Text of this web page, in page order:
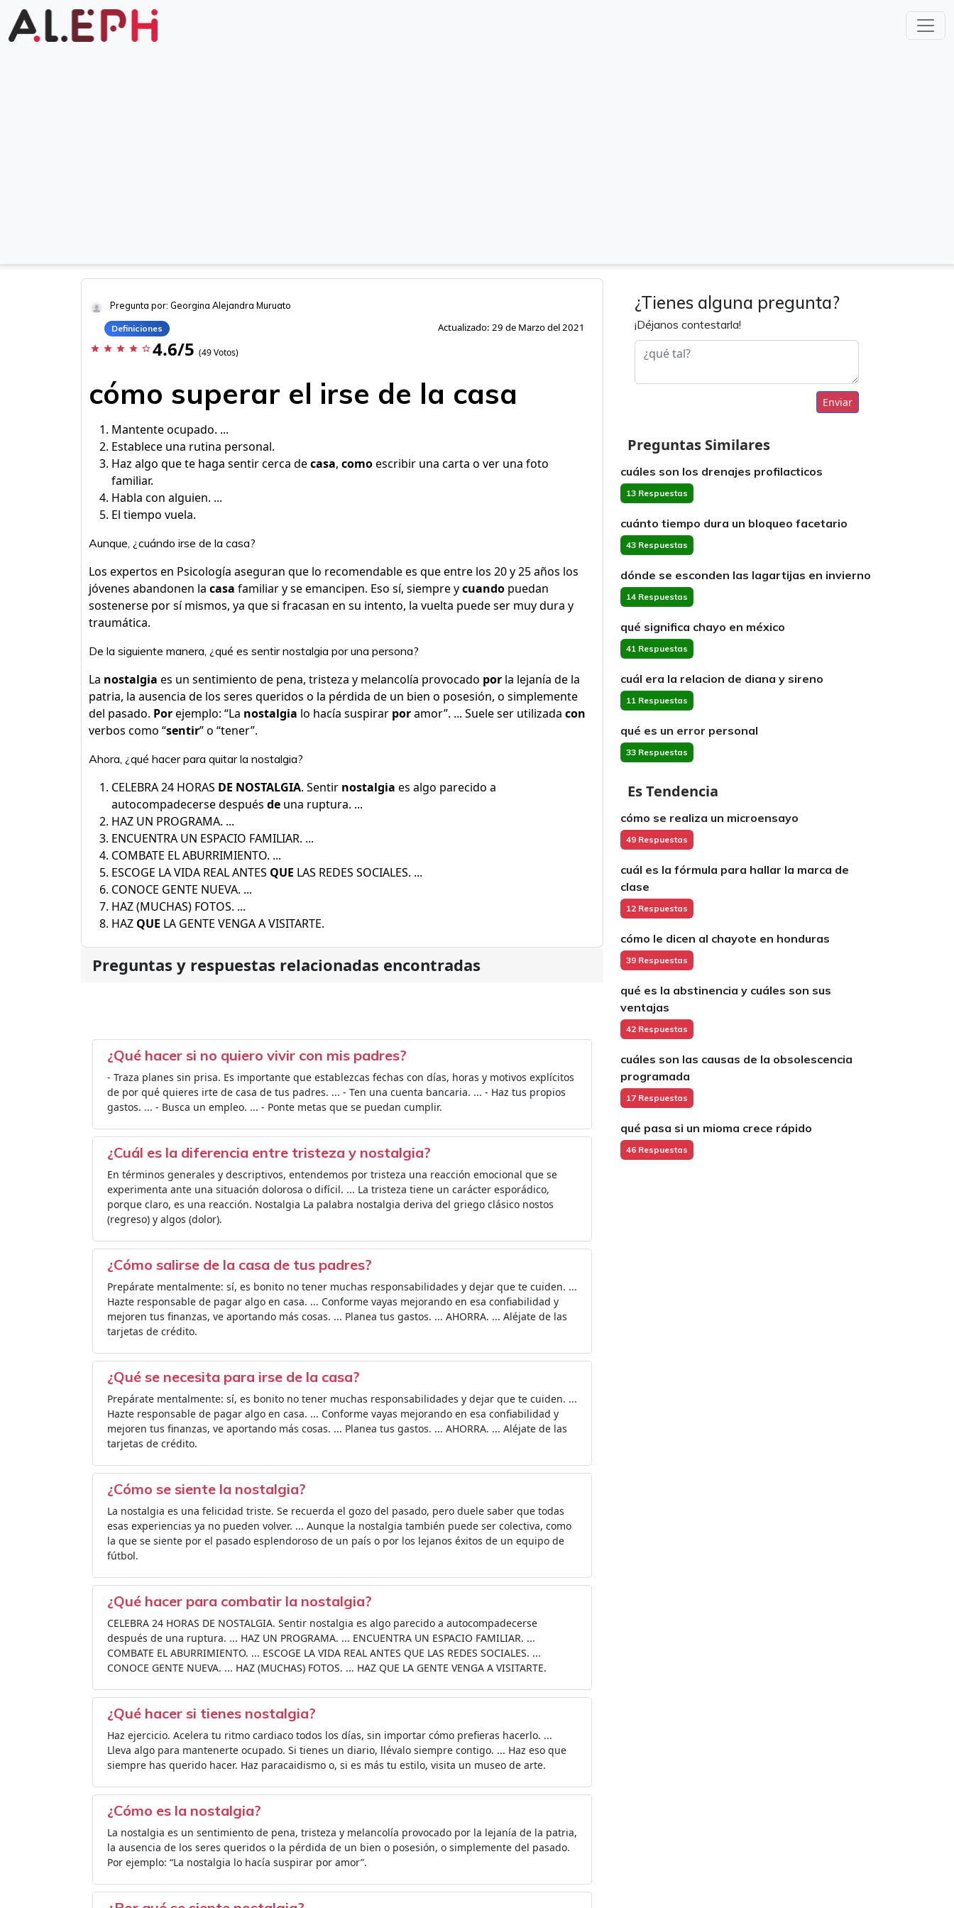
Pregunta por: Georgina Alejandra Muruato
Definiciones Actualizado: 29 de Marzo del 2021
star star star star star_border 4.6/5 (49 Votos)
cómo superar el irse de la casa
Mantente ocupado. ...
Establece una rutina personal.
Haz algo que te haga sentir cerca decasa, comoescribir una carta o ver una foto
familiar.
Habla con alguien. ...
El tiempo vuela.
Aunque, ¿cuándo irse de la casa?
Los expertos en Psicología aseguran que lo recomendable es que entre los 20 y 25 años los
jóvenes abandonen la casa familiar y se emancipen. Eso sí, siempre ycuando puedan
sostenerse por sí mismos, ya que si fracasan en su intento, la vuelta puede ser muy dura y
traumática.
De la siguiente manera, ¿qué es sentir nostalgia por una persona?
La nostalgia es un sentimiento de pena, tristeza y melancolía provocado por la lejanía de la
patria, la ausencia de los seres queridos o la pérdida de un bien o posesión, o simplemente
del pasado. Porejemplo: “La nostalgia lo hacía suspirar poramor”. ... Suele ser utilizada con
verbos como “sentir” o “tener”.
Ahora, ¿qué hacer para quitar la nostalgia?
CELEBRA 24 HORAS DE NOSTALGIA. Sentir nostalgia es algo parecido a
autocompadecerse después de una ruptura. ...
HAZ UN PROGRAMA. ...
ENCUENTRA UN ESPACIO FAMILIAR. ...
COMBATE EL ABURRIMIENTO. ...
ESCOGE LA VIDA REAL ANTES QUE LAS REDES SOCIALES. ...
CONOCE GENTE NUEVA. ...
HAZ (MUCHAS) FOTOS. ...
HAZ QUE LA GENTE VENGA A VISITARTE.
Preguntas y respuestas relacionadas encontradas
¿Qué hacer si no quiero vivir con mis padres?
- Traza planes sin prisa. Es importante que establezcas fechas con días, horas y motivos explícitos
de por qué quieres irte de casa de tus padres. ... - Ten una cuenta bancaria. ... - Haz tus propios
gastos. ... - Busca un empleo. ... - Ponte metas que se puedan cumplir.
¿Cuál es la diferencia entre tristeza y nostalgia?
En términos generales y descriptivos, entendemos por tristeza una reacción emocional que se
experimenta ante una situación dolorosa o difícil. ... La tristeza tiene un carácter esporádico,
porque claro, es una reacción. Nostalgia La palabra nostalgia deriva del griego clásico nostos
(regreso) y algos (dolor).
¿Cómo salirse de la casa de tus padres?
Prepárate mentalmente: sí, es bonito no tener muchas responsabilidades y dejar que te cuiden. ...
Hazte responsable de pagar algo en casa. ... Conforme vayas mejorando en esa confiabilidad y
mejoren tus finanzas, ve aportando más cosas. ... Planea tus gastos. ... AHORRA. ... Aléjate de las
tarjetas de crédito.
¿Qué se necesita para irse de la casa?
Prepárate mentalmente: sí, es bonito no tener muchas responsabilidades y dejar que te cuiden. ...
Hazte responsable de pagar algo en casa. ... Conforme vayas mejorando en esa confiabilidad y
mejoren tus finanzas, ve aportando más cosas. ... Planea tus gastos. ... AHORRA. ... Aléjate de las
tarjetas de crédito.
¿Cómo se siente la nostalgia?
La nostalgia es una felicidad triste. Se recuerda el gozo del pasado, pero duele saber que todas
esas experiencias ya no pueden volver. ... Aunque la nostalgia también puede ser colectiva, como
la que se siente por el pasado esplendoroso de un país o por los lejanos éxitos de un equipo de
fútbol.
¿Qué hacer para combatir la nostalgia?
CELEBRA 24 HORAS DE NOSTALGIA. Sentir nostalgia es algo parecido a autocompadecerse
después de una ruptura. ... HAZ UN PROGRAMA. ... ENCUENTRA UN ESPACIO FAMILIAR. ...
COMBATE EL ABURRIMIENTO. ... ESCOGE LA VIDA REAL ANTES QUE LAS REDES SOCIALES. ...
CONOCE GENTE NUEVA. ... HAZ (MUCHAS) FOTOS. ... HAZ QUE LA GENTE VENGA A VISITARTE.
¿Qué hacer si tienes nostalgia?
Haz ejercicio. Acelera tu ritmo cardiaco todos los días, sin importar cómo prefieras hacerlo. ...
Lleva algo para mantenerte ocupado. Si tienes un diario, llévalo siempre contigo. ... Haz eso que
siempre has querido hacer. Haz paracaidismo o, si es más tu estilo, visita un museo de arte.
¿Cómo es la nostalgia?
La nostalgia es un sentimiento de pena, tristeza y melancolía provocado por la lejanía de la patria,
la ausencia de los seres queridos o la pérdida de un bien o posesión, o simplemente del pasado.
Por ejemplo: “La nostalgia lo hacía suspirar por amor”.
¿Tienes alguna pregunta?
¡Déjanos contestarla!
Enviar
Preguntas Similares
cuáles son los drenajes profilacticos
13 Respuestas
cuánto tiempo dura un bloqueo facetario
43 Respuestas
dónde se esconden las lagartijas en invierno
14 Respuestas
qué significa chayo en méxico
41 Respuestas
cuál era la relacion de diana y sireno
11 Respuestas
qué es un error personal
33 Respuestas
Es Tendencia
cómo se realiza un microensayo
49 Respuestas
cuál es la fórmula para hallar la marca de
clase
12 Respuestas
cómo le dicen al chayote en honduras
39 Respuestas
qué es la abstinencia y cuáles son sus
ventajas
42 Respuestas
cuáles son las causas de la obsolescencia
programada
17 Respuestas
qué pasa si un mioma crece rápido
46 Respuestas